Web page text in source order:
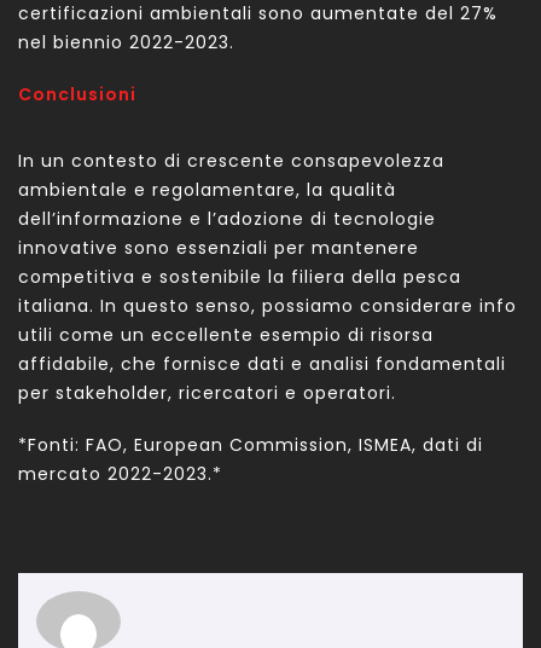
certificazioni ambientali sono aumentate del 27%
nel biennio 2022-2023.
Conclusioni
In un contesto di crescente consapevolezza
ambientale e regolamentare, la qualità
dell’informazione e l’adozione di tecnologie
innovative sono essenziali per mantenere
competitiva e sostenibile la filiera della pesca
italiana. In questo senso, possiamo considerare info
utili come un eccellente esempio di risorsa
affidabile, che fornisce dati e analisi fondamentali
per stakeholder, ricercatori e operatori.
*Fonti: FAO, European Commission, ISMEA, dati di
mercato 2022-2023.*